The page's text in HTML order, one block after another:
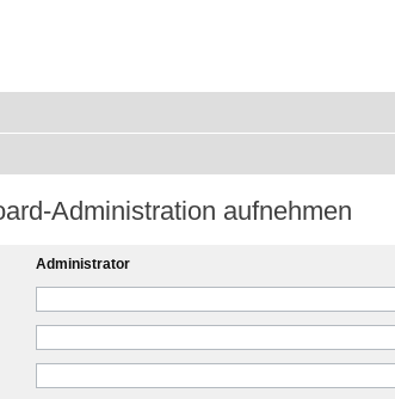
Administration aufnehmen
Administrator